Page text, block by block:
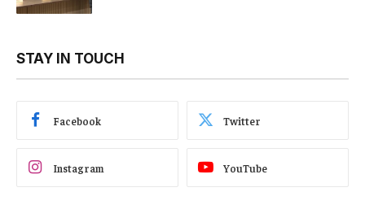
STAY IN TOUCH
Facebook Twitter
Instagram YouTube